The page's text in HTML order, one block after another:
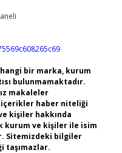
bir marka, kurum
bulunmamaktadır.
makaleler
içerikler haber niteliği
kişiler hakkında
kurum ve kişiler ile isim
Sitemizdeki bilgiler
taşımazlar.